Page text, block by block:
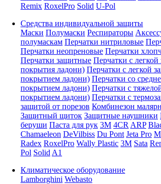
Remix RoxelPro Solid U-Pol
Средства индивидуальной защиты
Маски Полумаски Респираторы
полумаскам Перчатки нитриловые
Перчатки неопреновые Перчатки
Перчатки защитные Перчатки с легкой
покрытия ладони) Перчатки с легкой
покрытием ладони) Перчатки со
покрытием ладони) Перчатки с
покрытием ладони) Перчатки с
защитой от порезов Комбинезон
Защитный щиток Защитные наушники
беруши Паста для рук 3M 4CR ARP
Chamaeleon DeVilbiss Du Pont Jeta Pro
Radex RoxelPro Wally Plastic 3M Sata
Pol Solid A1
Климатическое оборудование
Lamborghini Webasto